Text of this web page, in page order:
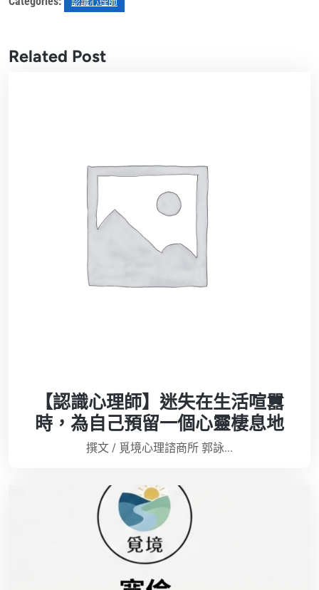
Related Post
【認識心理師】迷失在生活喧囂
時，為自己預留一個心靈棲息地
撰文 / 覓境心理諮商所 郭詠...